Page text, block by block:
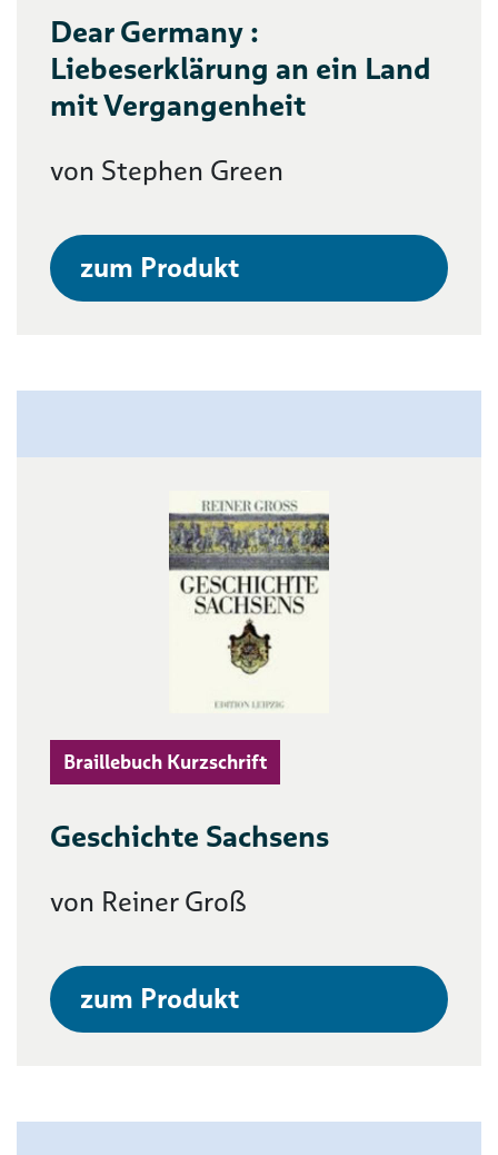
Dear Germany :
Liebeserklärung an ein Land
mit Vergangenheit
von Stephen Green
zum Produkt
Braillebuch Kurzschrift
Geschichte Sachsens
von Reiner Groß
zum Produkt